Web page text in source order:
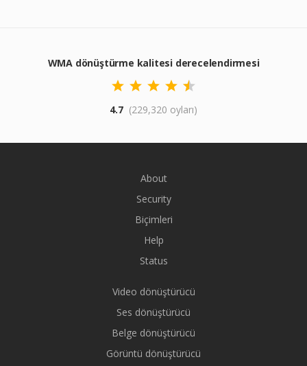
WMA dönüştürme kalitesi derecelendirmesi
4.7 (229,320 oyları)
About
Security
Biçimleri
Help
Status
Video dönüştürücü
Ses dönüştürücü
Belge dönüştürücü
Görüntü dönüştürücü